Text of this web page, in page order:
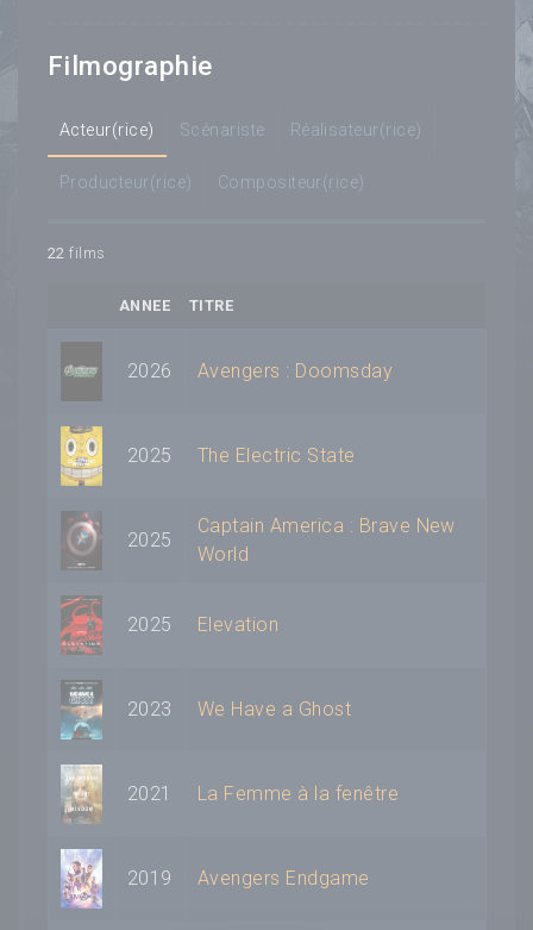
Filmographie
Acteur(rice) Scénariste Réalisateur(rice)
Producteur(rice) Compositeur(rice)
22 films
ANNEE TITRE
2026 Avengers : Doomsday
2025 The Electric State
2025
Captain America : Brave New
World
2025 Elevation
2023 We Have a Ghost
2021 La Femme à la fenêtre
2019 Avengers Endgame